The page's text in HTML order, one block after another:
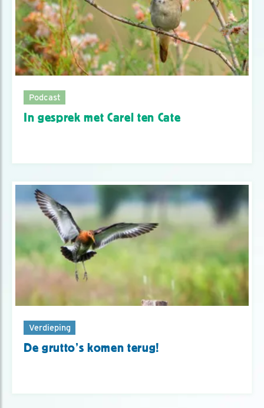
Podcast
In gesprek met Carel ten Cate
Verdieping
De grutto’s komen terug!